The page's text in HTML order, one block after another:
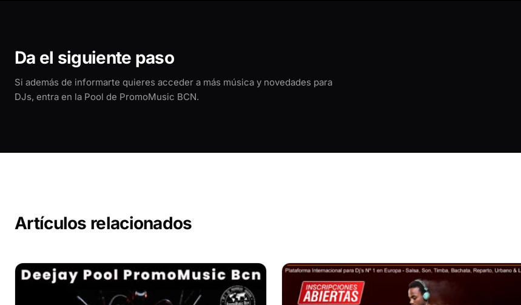
Da el siguiente paso
Si además de informarte quieres acceder a más música y novedades para
DJs, entra en la Pool de PromoMusic BCN.
Artículos relacionados